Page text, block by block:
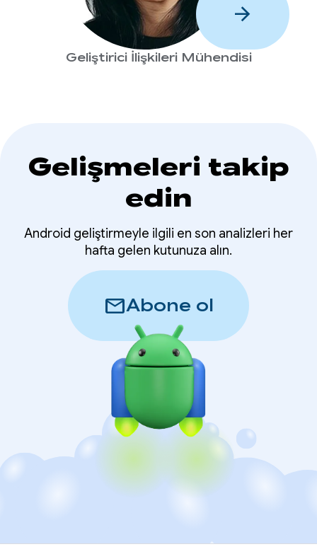
arrow_forward
Geliştirici İlişkileri Mühendisi
Gelişmeleri takip
edin
Android geliştirmeyle ilgili en son analizleri her
hafta gelen kutunuza alın.
mailAbone ol